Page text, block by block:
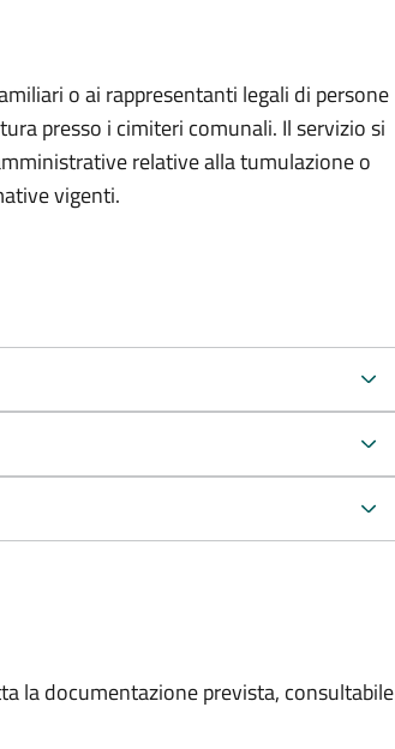
o ai rappresentanti legali di persone
presso i cimiteri comunali. Il servizio si
relative alla tumulazione o
vigenti.
la documentazione prevista, consultabile